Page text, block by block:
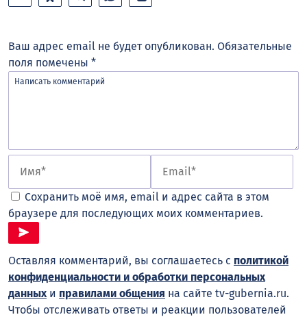
Ваш адрес email не будет опубликован. Обязательные
поля помечены *
Сохранить моё имя, email и адрес сайта в этом
браузере для последующих моих комментариев.
Оставляя комментарий, вы соглашаетесь с политикой
конфиденциальности и обработки персональных
данных и правилами общения на сайте tv-gubernia.ru.
Чтобы отслеживать ответы и реакции пользователей